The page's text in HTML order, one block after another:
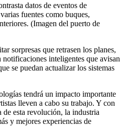
datos de eventos de
fuentes como buques,
(Imagen del puerto de
sorpresas que retrasen los planes,
inteligentes que avisan
se puedan actualizar los sistemas
tendrá un impacto importante
lleven a cabo su trabajo. Y con
esta revolución, la industria
y mejores experiencias de